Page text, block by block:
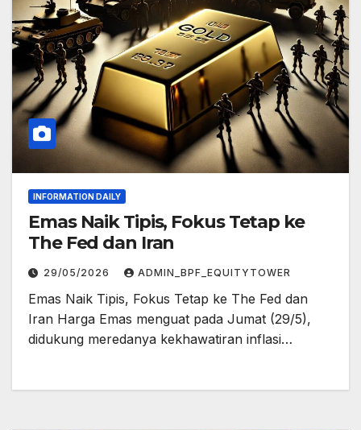
INFORMATION DAILY
Emas Naik Tipis, Fokus Tetap ke
The Fed dan Iran
29/05/2026 ADMIN_BPF_EQUITYTOWER
Emas Naik Tipis, Fokus Tetap ke The Fed dan
Iran Harga Emas menguat pada Jumat (29/5),
didukung meredanya kekhawatiran inflasi…